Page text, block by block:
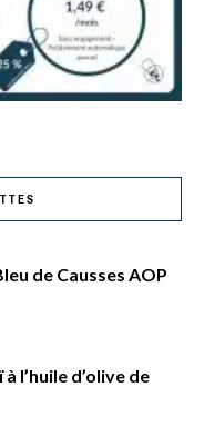
de Causses AOP
l’huile d’olive de